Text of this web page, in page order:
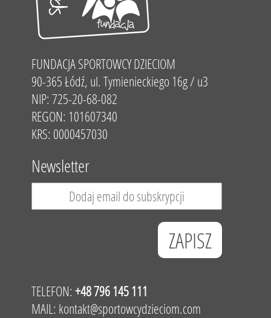
FUNDACJA SPORTOWCY DZIECIOM
90-365 Łódź, ul. Tymienieckiego 16g / u3
NIP: 725-20-68-082
REGON: 101607340
KRS: 0000457030
Newsletter
TELEFON: +48 796 145 111
MAIL: kontakt@sportowcydzieciom.com